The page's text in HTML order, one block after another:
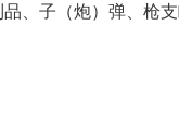
、子（炮）弹、枪